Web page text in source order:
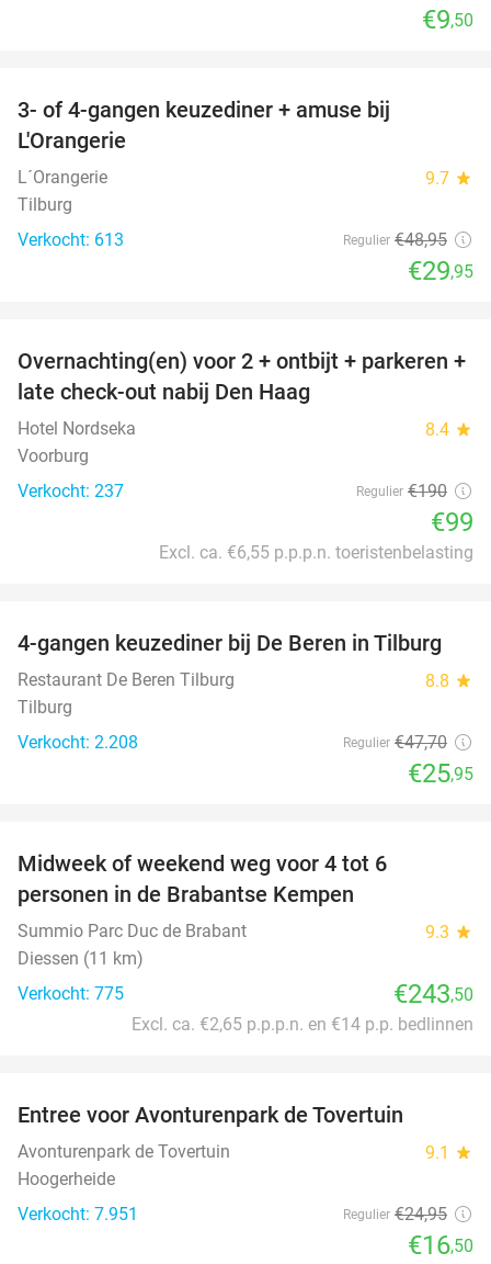
€9,50
3- of 4-gangen keuzediner + amuse bij
L'Orangerie
L´Orangerie 9.7 star
Tilburg
Verkocht: 613
Regulier €48,95
€29,95
48%
Overnachting(en) voor 2 + ontbijt + parkeren +
late check-out nabij Den Haag
Hotel Nordseka 8.4 star
Voorburg
Verkocht: 237
Regulier €190
€99
Excl. ca. €6,55 p.p.p.n. toeristenbelasting
46%
4-gangen keuzediner bij De Beren in Tilburg
Restaurant De Beren Tilburg 8.8 star
Tilburg
Verkocht: 2.208
Regulier €47,70
€25,95
Midweek of weekend weg voor 4 tot 6
personen in de Brabantse Kempen
Summio Parc Duc de Brabant 9.3 star
Diessen (11 km)
Verkocht: 775
€243,50
Excl. ca. €2,65 p.p.p.n. en €14 p.p. bedlinnen
Entree voor Avonturenpark de Tovertuin
Avonturenpark de Tovertuin 9.1 star
Hoogerheide
Verkocht: 7.951
Regulier €24,95
€16,50